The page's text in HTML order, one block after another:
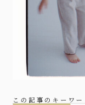
この記事のキーワー